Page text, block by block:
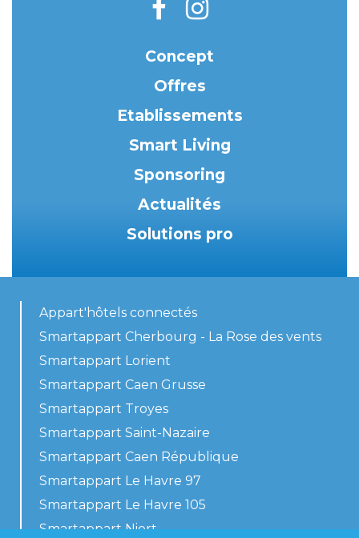
Concept
Offres
Etablissements
Smart Living
Sponsoring
Actualités
Solutions pro
Appart'hôtels connectés
Smartappart Cherbourg - La Rose des vents
Smartappart Lorient
Smartappart Caen Grusse
Smartappart Troyes
Smartappart Saint-Nazaire
Smartappart Caen République
Smartappart Le Havre 97
Smartappart Le Havre 105
Smartappart Niort